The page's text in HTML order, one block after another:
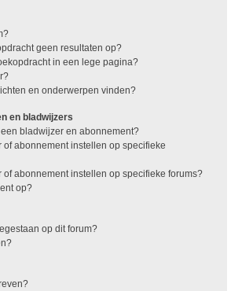
geen resultaten op?
in een lege pagina?
en onderwerpen vinden?
en bladwijzers
bladwijzer en abonnement?
abonnement instellen op specifieke
abonnement instellen op specifieke forums?
op?
op dit forum?